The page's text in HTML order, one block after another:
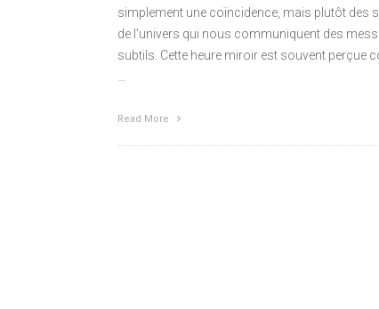
simplement une coïncidence, mais plutôt des
de l’univers qui nous communiquent des
subtils. Cette heure miroir est souvent perçue
Read More